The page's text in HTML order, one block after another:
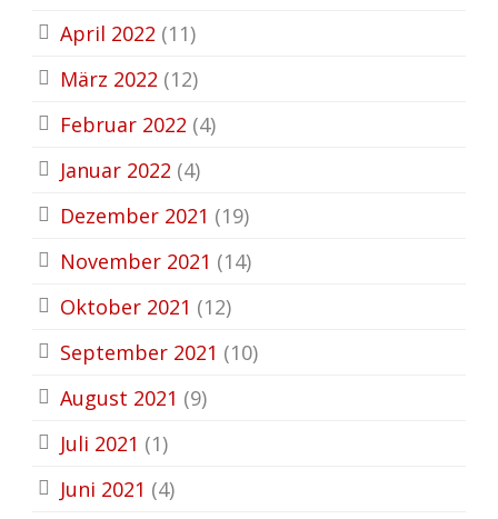
April 2022 (11)
März 2022 (12)
Februar 2022 (4)
Januar 2022 (4)
Dezember 2021 (19)
November 2021 (14)
Oktober 2021 (12)
September 2021 (10)
August 2021 (9)
Juli 2021 (1)
Juni 2021 (4)